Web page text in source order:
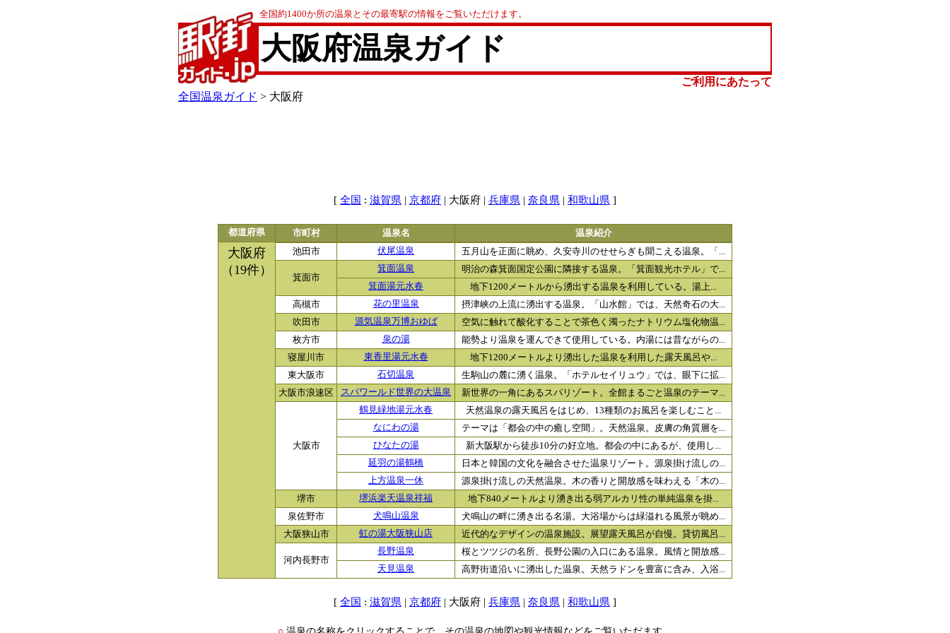
全国約1400か所の温泉とその最寄駅の情報をご覧いただけます。
大阪府温泉ガイド
ご利用にあたって
全国温泉ガイド > 大阪府
[ 全国 : 滋賀県 | 京都府 | 大阪府 | 兵庫県 | 奈良県 | 和歌山県 ]
都道府県 市町村 温泉名 温泉紹介
大阪府
（19件）
池田市 伏尾温泉 五月山を正面に眺め、久安寺川のせせらぎも聞こえる温泉。「...
箕面市
箕面温泉 明治の森箕面国定公園に隣接する温泉。「箕面観光ホテル」で...
箕面湯元水春
地下1200メートルから湧出する温泉を利用している。湯上...
高槻市
花の里温泉
摂津峡の上流に湧出する温泉。「山水館」では、天然奇石の大...
吹田市
源気温泉万博おゆば
空気に触れて酸化することで茶色く濁ったナトリウム塩化物温...
枚方市
泉の湯
能勢より温泉を運んできて使用している。内湯には昔ながらの...
寝屋川市
東香里湯元水春
地下1200メートルより湧出した温泉を利用した露天風呂や...
東大阪市
石切温泉
生駒山の麓に湧く温泉。「ホテルセイリュウ」では、眼下に拡...
大阪市浪速区
スパワールド世界の大温泉 新世界の一角にあるスパリゾート。全館まるごと温泉のテーマ...
大阪市
鶴見緑地湯元水春 天然温泉の露天風呂をはじめ、13種類のお風呂を楽しむこと...
なにわの湯 テーマは「都会の中の癒し空間」。天然温泉。皮膚の角質層を...
ひなたの湯 新大阪駅から徒歩10分の好立地。都会の中にあるが、使用し...
延羽の湯鶴橋 日本と韓国の文化を融合させた温泉リゾート。源泉掛け流しの...
上方温泉一休
源泉掛け流しの天然温泉。木の香りと開放感を味わえる「木の...
堺市
堺浜楽天温泉祥福
地下840メートルより湧き出る弱アルカリ性の単純温泉を掛...
泉佐野市
犬鳴山温泉
犬鳴山の畔に湧き出る名湯。大浴場からは緑溢れる風景が眺め...
大阪狭山市
虹の湯大阪狭山店 近代的なデザインの温泉施設。展望露天風呂が自慢。貸切風呂...
河内長野市
長野温泉 桜とツツジの名所、長野公園の入口にある温泉。風情と開放感...
天見温泉 高野街道沿いに湧出した温泉。天然ラドンを豊富に含み、入浴...
[ 全国 : 滋賀県 | 京都府 | 大阪府 | 兵庫県 | 奈良県 | 和歌山県 ]